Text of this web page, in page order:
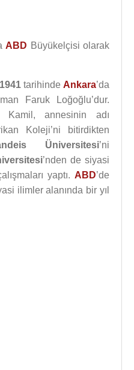
ABD Büyükelçisi olarak
1941tarihindeAnkara’da
Faruk Loğoğlu’dur.
Kamil, annesinin adı
Koleji’ni bitirdikten
Üniversitesi’ni
’nden de siyasi
yaptı. ABD’de
ilimler alanında bir yıl